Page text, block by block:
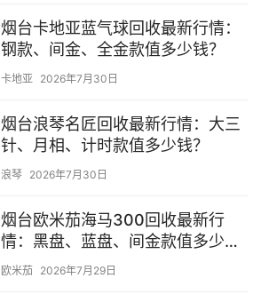
烟台卡地亚蓝气球回收最新行情：
钢款、间金、全金款值多少钱？
卡地亚 2026年7月30日
烟台浪琴名匠回收最新行情：大三
针、月相、计时款值多少钱？
浪琴 2026年7月30日
烟台欧米茄海马300回收最新行
情：黑盘、蓝盘、间金款值多少
钱？
欧米茄 2026年7月29日